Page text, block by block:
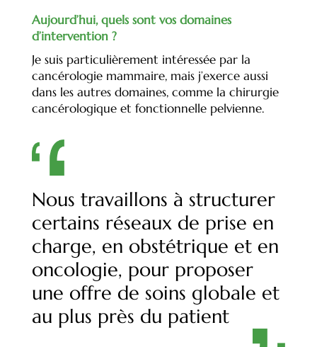
Aujourd’hui, quels sont vos domaines
d’intervention ?
Je suis particulièrement intéressée par la
cancérologie mammaire, mais j’exerce aussi
dans les autres domaines, comme la chirurgie
cancérologique et fonctionnelle pelvienne.
Nous travaillons à structurer
certains réseaux de prise en
charge, en obstétrique et en
oncologie, pour proposer
une offre de soins globale et
au plus près du patient